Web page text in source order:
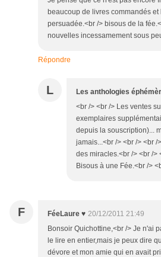
beaucoup de livres commandés et
persuadée.<br /> bisous de la
nouvelles incessamement sous
Répondre
L Les anthologies
<br /> <br /> Les ventes
exemplaires
depuis la souscription)...
jamais...<br /> <br /> <br
des miracles.<br /> <br />
Bisous à une Fée.<br />
F FéeLaure ♥ 20/12/2011 21:49
Bonsoir Quichottine,<br /> Je n'ai
le lire en entier,mais je peux dire
dévore et mon amie qui en avait